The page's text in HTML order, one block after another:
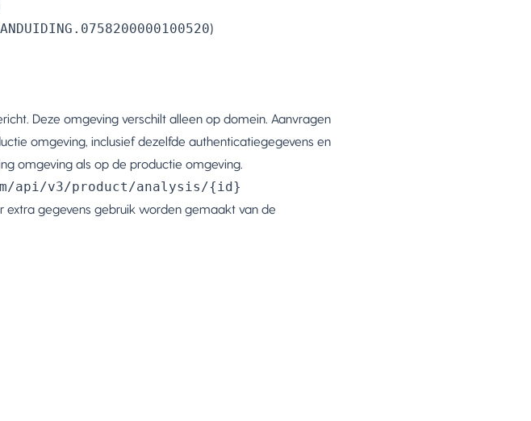
)
Deze omgeving verschilt alleen op domein. Aanvragen
omgeving, inclusief dezelfde authenticatiegegevens en
omgeving als op de productie omgeving.
api/v3/product/analysis/{id}
extra gegevens gebruik worden gemaakt van de